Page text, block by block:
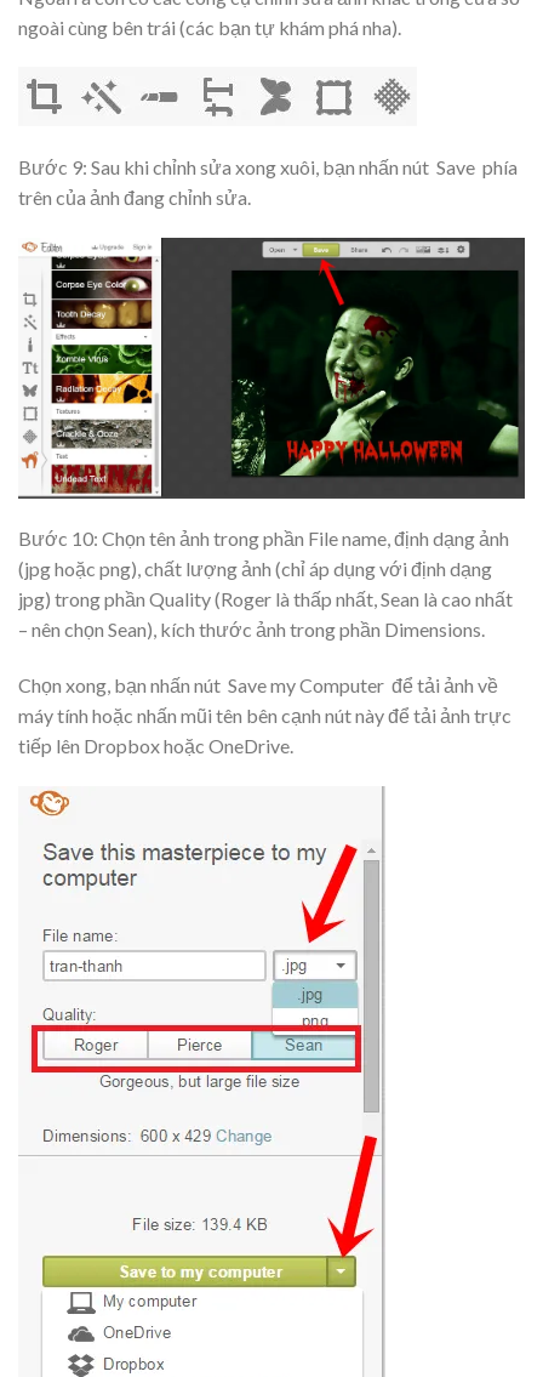
ngoài cùng bên trái (các bạn tự khám phá nha).
Bước 9: Sau khi chỉnh sửa xong xuôi, bạn nhấn nút Save phía
trên của ảnh đang chỉnh sửa.
Bước 10: Chọn tên ảnh trong phần File name, định dạng ảnh
(jpg hoặc png), chất lượng ảnh (chỉ áp dụng với định dạng
jpg) trong phần Quality (Roger là thấp nhất, Sean là cao nhất
– nên chọn Sean), kích thước ảnh trong phần Dimensions.
Chọn xong, bạn nhấn nút Save my Computer để tải ảnh về
máy tính hoặc nhấn mũi tên bên cạnh nút này để tải ảnh trực
tiếp lên Dropbox hoặc OneDrive.